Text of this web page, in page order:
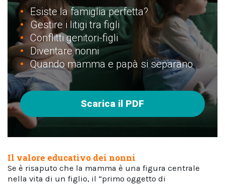
Esiste la famiglia perfetta?
Gestire i litigi tra figli
Conflitti genitori-figli
Diventare nonni
Quando mamma e papà si separano
Scarica il PDF
Il valore educativo dei nonni
Se è risaputo che la mamma è una figura centrale
nella vita di un figlio, il “primo oggetto di